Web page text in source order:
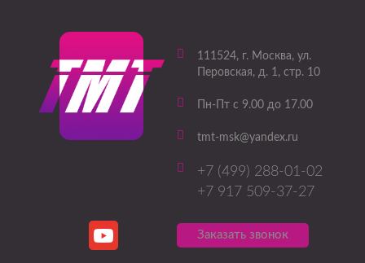
111524, г. Москва, ул.
Перовская, д. 1, стр. 10
Пн-Пт с 9.00 до 17.00
tmt-msk@yandex.ru
+7 (499) 288-01-02
+7 917 509-37-27
Заказать звонок